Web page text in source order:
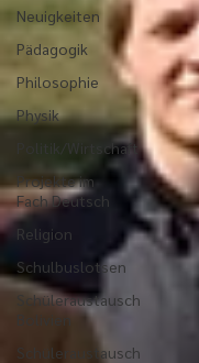
Neuigkeiten
Pädagogik
Philosophie
Physik
Politik/Wirtschaft
Projekte im
Fach Deutsch
Religion
Schulbuslotsen
Schüleraustausch
Schüleraustausch